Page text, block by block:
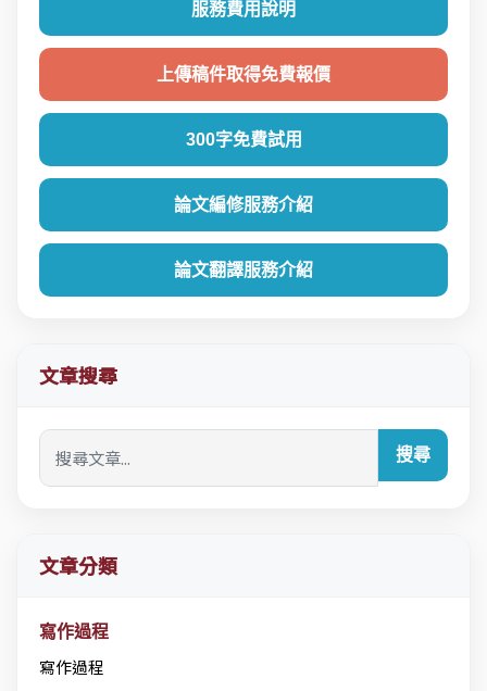
服務費用說明
上傳稿件取得免費報價
300字免費試用
論文編修服務介紹
論文翻譯服務介紹
文章搜尋
搜尋
文章分類
寫作過程
寫作過程